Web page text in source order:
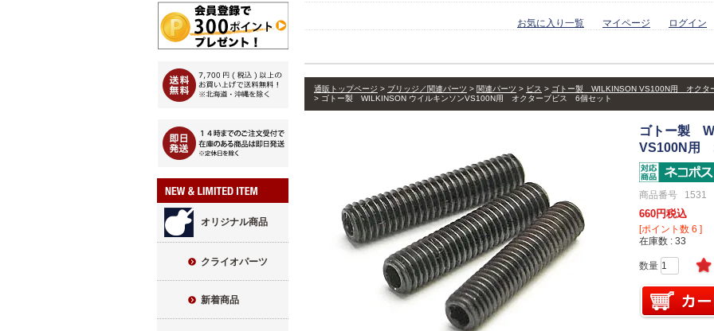
オリジナル商品
クライオパーツ
新着商品
お気に入り一覧 マイページ ログイン
通販トップページ ブリッジ／関連パーツ 関連パーツ ビス
ゴトー製 WILKINSON VS100N用 オクタ
ゴトー製 WILKINSON ウイルキンソンVS100N用 オクターブビス 6個セット
ゴトー製
VS100N用
商品番号 1531
660 税込
[ポイント数 6 ]
在庫数
33